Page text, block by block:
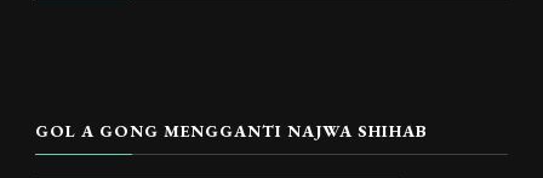
GOL A GONG MENGGANTI NAJWA SHIHAB